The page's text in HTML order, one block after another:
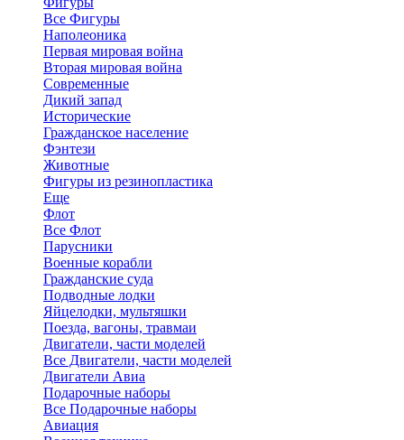
Все Фигуры
Наполеоника
Первая мировая война
Вторая мировая война
Современные
Дикий запад
Исторические
Гражданское население
Фэнтези
Животные
Фигуры из резинопластика
Еще
Флот
Все Флот
Парусники
Военные корабли
Гражданские суда
Подводные лодки
Яйцелодки, мультяшки
Поезда, вагоны, травмаи
Двигатели, части моделей
Все Двигатели, части моделей
Двигатели Авиа
Подарочные наборы
Все Подарочные наборы
Авиация